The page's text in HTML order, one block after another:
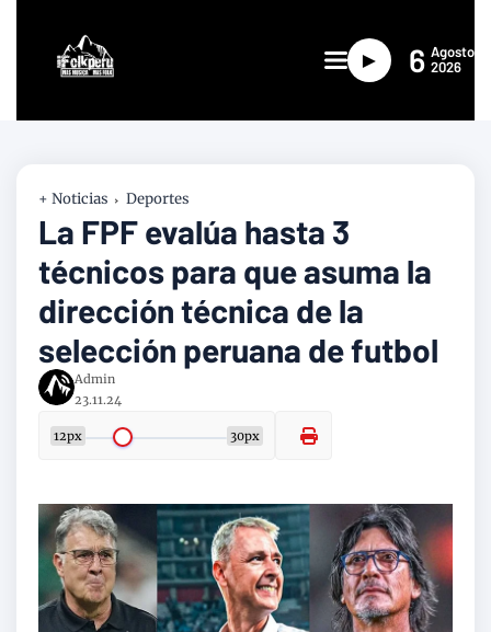
► 6 Agosto
2026
+ Noticias Deportes
La FPF evalúa hasta 3
técnicos para que asuma la
dirección técnica de la
selección peruana de futbol
Admin
23.11.24
12px 30px